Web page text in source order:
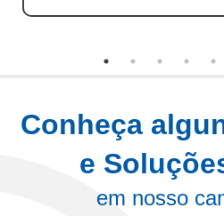
Conheça
e
em nosso